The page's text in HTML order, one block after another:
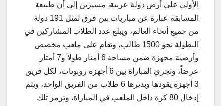
الأولى على أرض دولة عربية، مشيرين إلى أن طبيعة
المسابقة عبارة عن مباريات بين فرق تمثل 191 دولة
من جميع أنحاء العالم، ويبلغ عدد الطلاب المشاركين في
البطولة نحو 1500 طالب، وتقام على ملعب مخصص
وأرضية مجهزة ضمن مساحة 6 أمتار طولاً و7 أمتار
عرضاً، وتجري المباراة بين 6 أجهزة روبوتات، لكل فريق
3 أجهزة يقودها ويديرها 6 طلاب من الفريق الواحد، ويتم
إدخال 80 كرة داخل الملعب في المباراة، وترمز تلك